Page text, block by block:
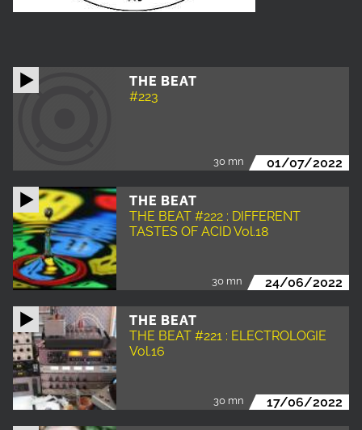
THE BEAT
#223
30 mn 01/07/2022
THE BEAT
THE BEAT #222 : DIFFERENT
TASTES OF ACID Vol.18
30 mn 24/06/2022
THE BEAT
THE BEAT #221 : ELECTROLOGIE
Vol.16
30 mn 17/06/2022